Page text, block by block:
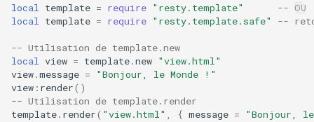
compression-normalize
compression-vary
concat
cookie-flag
Utilisation de
document_root
Utilisation de template_root
Utilisation de
template_location
local template = require "resty.template"
-- OU
local
template = require "resty.template.safe" --
-- Utilisation de template.new
local
view = template.new "view.html"
view.message =
"Bonjour, le Monde !"
view : render()
-- Utilisation de template.render
template. render( "view.html" { message = "Bonjour,